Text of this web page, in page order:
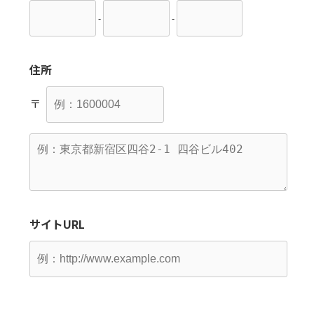
- -
住所
〒
サイトURL